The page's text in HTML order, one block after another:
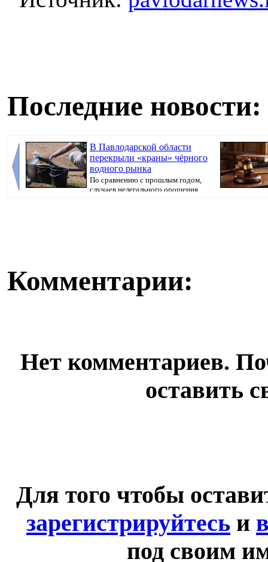
Последние новости:
В Павлодарской области
перекрыли «краны» чёрного
водного рынка
По сравнению с прошлым годом,
случаев нелегального орошения
Комментарии:
Нет комментариев.
оставить
Для того чтобы
зарегистрируйтесь и
под своим